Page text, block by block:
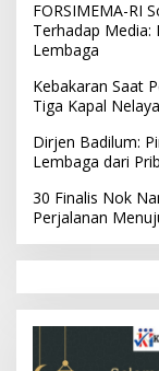
FORSIMEMA-RI
Terhadap Media:
Lembaga
Kebakaran Saat
Tiga Kapal
Dirjen Badilum:
Lembaga dari
30 Finalis Nok
Perjalanan